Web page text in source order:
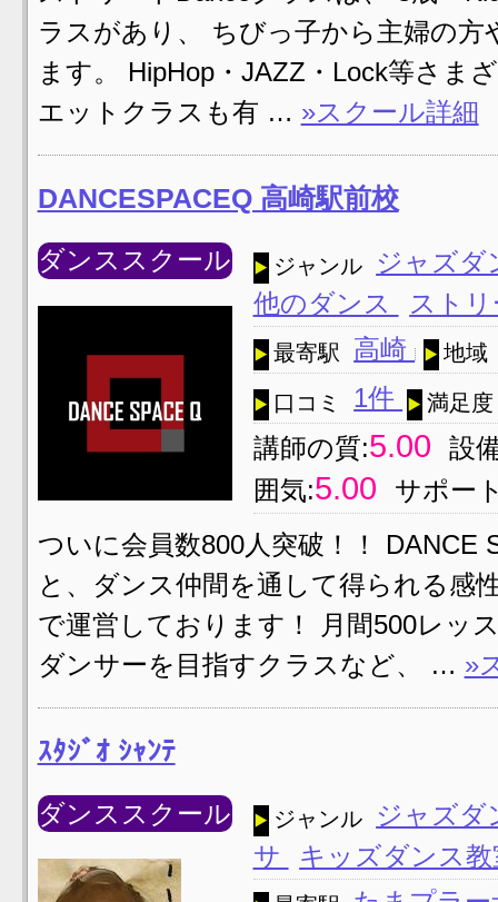
ラスがあり、 ちびっ子から主婦の
ます。 HipHop・JAZZ・Lock等さ
エットクラスも有 … »スクール詳細
DANCESPACEQ 高崎駅前校
ダンススクール ジャンル
ジャズ
他のダンス
スト
最寄駅 高崎 地域
口コミ 1件 満足度
講師の質:5.00
設
囲気:5.00
サポー
ついに会員数800人突破！！ DANCE
と、ダンス仲間を通して得られる感
で運営しております！ 月間500レッ
ダンサーを目指すクラスなど、 … »
ｽﾀｼﾞｵ ｼｬﾝﾃ
ダンススクール ジャンル
ジャズ
サ
キッズダンス